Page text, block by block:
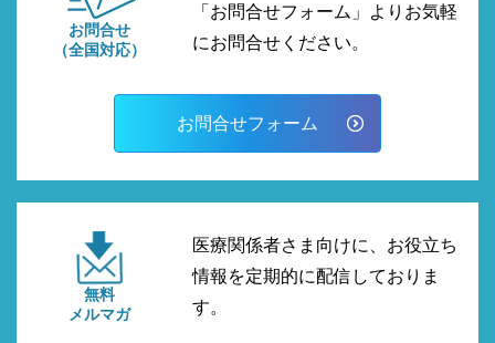
お問合せ
（全国対応）
「お問合せフォーム」よりお気軽
にお問合せください。
お問合せフォーム
無料
メルマガ
医療関係者さま向けに、お役立ち
情報を定期的に配信しておりま
す。